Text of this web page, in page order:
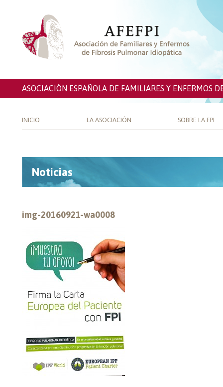
ASOCIACIÓN ESPAÑOLA DE FAMILIARES Y ENFERMOS
INICIO LA ASOCIACIÓN SOBRE LA FPI
Noticias
img-20160921-wa0008